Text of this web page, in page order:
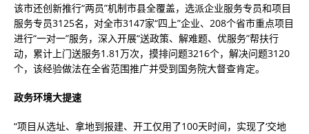
该市还创新推行“两员”机制市县全覆盖，选派企业服务专员和项目
服务专员3125名，对全市3147家“四上”企业、208个省市重点项目
进行“一对一”服务，深入开展“送政策、解难题、优服务”帮扶行
动，累计上门送服务1.81万次，摸排问题3216个，解决问题3120
个，该经验做法在全省范围推广并受到国务院大督查肯定。
政务环境大提速
“项目从选址、拿地到报建、开工仅用了100天时间，实现了‘交地